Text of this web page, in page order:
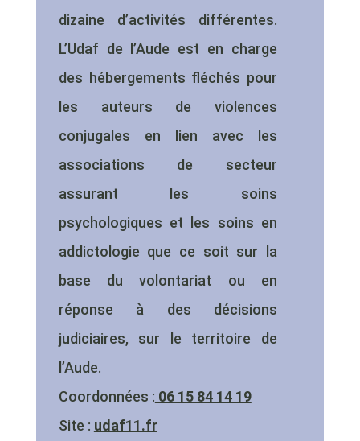
dizaine d’activités différentes.
L’Udaf de l’Aude est en charge
des hébergements fléchés pour
les auteurs de violences
conjugales en lien avec les
associations de secteur
assurant les soins
psychologiques et les soins en
addictologie que ce soit sur la
base du volontariat ou en
réponse à des décisions
judiciaires, sur le territoire de
l’Aude.
Coordonnées : 06 15 84 14 19
Site : udaf11.fr